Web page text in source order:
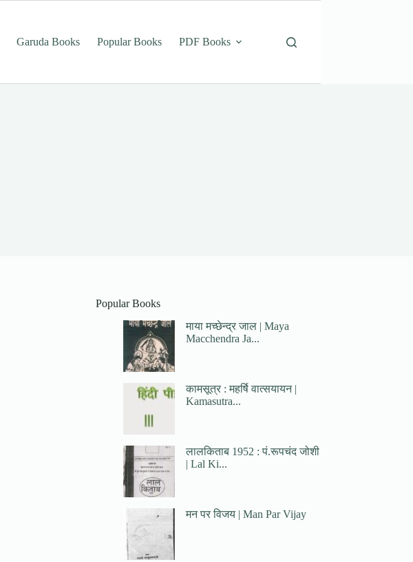
Garuda Books Popular Books PDF Books
Popular Books
माया मच्छेन्द्र जाल | Maya
Macchendra Ja...
कामसूत्र : महर्षि वात्सयायन |
Kamasutra...
लालकिताब 1952 : पं.रूपचंद जोशी
| Lal Ki...
मन पर विजय | Man Par Vijay